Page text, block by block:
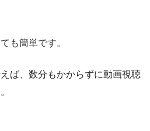
も簡単です。
ば、数分もかからずに動画視聴